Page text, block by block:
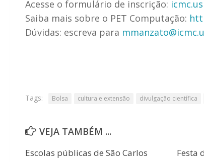
Acesse o formulário de inscrição:
Saiba mais sobre o PET Computação:
Dúvidas: escreva para
Tags: Bolsa cultura e extensão divulgação científica
VEJA TAMBÉM ...
Escolas públicas de São Carlos
Festa